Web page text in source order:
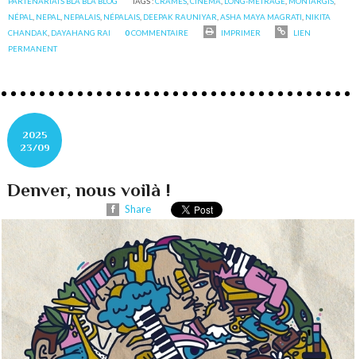
NÉPAL
NEPAL NEPALAIS NÉPALAIS DEEPAK RAUNIYAR ,ASHA MAYA MAGRATI NIKITA
CHANDAK DAYAHANG RAI 0COMMENTAIRE IMPRIMER
LIEN
PERMANENT
2025
23/09
Denver, nous voilà !
Share